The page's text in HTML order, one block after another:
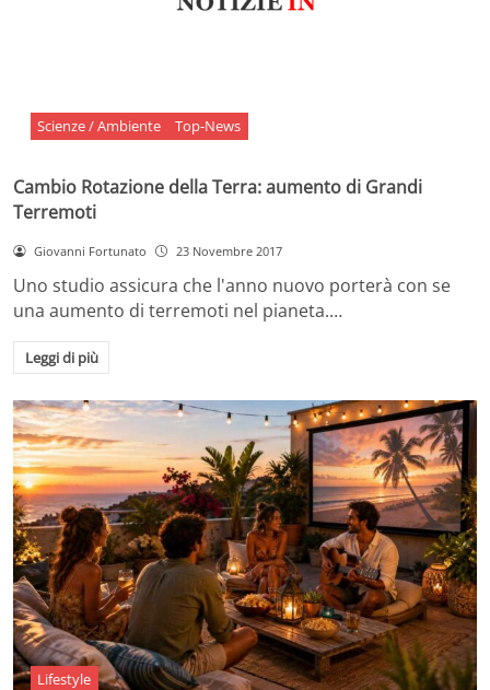
Scienze / Ambiente Top-News
Cambio Rotazione della Terra: aumento di Grandi
Terremoti
Giovanni Fortunato 23 Novembre 2017
Uno studio assicura che l'anno nuovo porterà con se
una aumento di terremoti nel pianeta.…
Leggi di più
Lifestyle